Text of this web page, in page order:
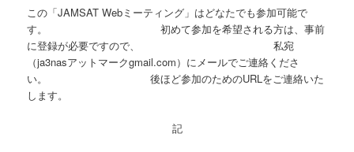
この「JAMSAT Webミーティング」はどなたでも参加可能で
す。 初めて参加を希望される方は、事前
に登録が必要ですので、 私宛
（ja3nasアットマークgmail.com）にメールでご連絡くださ
い。 後ほど参加のためのURLをご連絡いた
します。
記